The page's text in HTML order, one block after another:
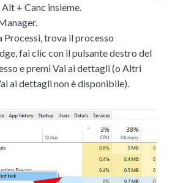
+ Canc insieme.
Processi, trova il processo
fai clic con il pulsante destro del
e premi Vai ai dettagli (o Altri
ai dettagli non è disponibile).